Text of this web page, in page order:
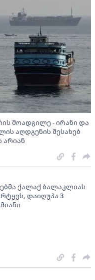
მოადგილე - ირანი და
აღდგენის შესახებ
არიან
ქალაქ ბალაკლიას
დაიღუპა 3